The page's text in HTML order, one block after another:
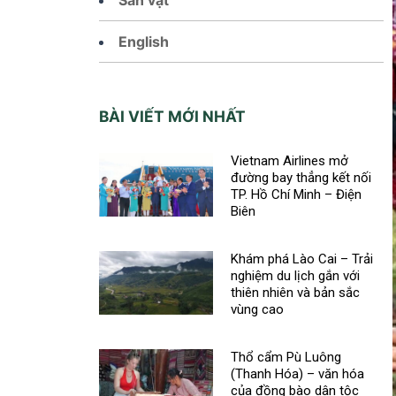
English
BÀI VIẾT MỚI NHẤT
Vietnam Airlines mở
đường bay thẳng kết nối
TP. Hồ Chí Minh – Điện
Biên
Khám phá Lào Cai – Trải
nghiệm du lịch gắn với
thiên nhiên và bản sắc
vùng cao
Thổ cẩm Pù Luông
(Thanh Hóa) – văn hóa
của đồng bào dân tộc